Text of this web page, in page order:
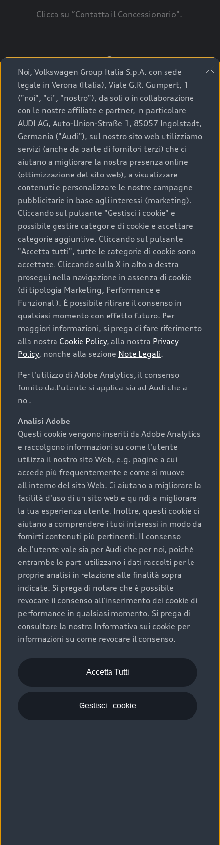
Clicca su “Contatta il Concessionario".
3
A breve verrai ricontattato dal Customer Care
Audi Center o direttamente dal Concessionario
che ti supporterà per finalizzare la tua richiesta.
La qualità di acquistare
un’auto usata Audi
Scegliere un’auto usata è una decisione che coniuga
convenienza, affidabilità e sostenibilità. Per fare un
acquisto sicuro, è essenziale considerare aspetti
determinanti come la garanzia inclusa e l’affidabilità del
marchio. Audi offre l’auto usata perfetta tramite Audi
Prima Scelta :plus
Cosa sapere prima di
acquistare la tua prossima
auto
I requisiti fondamentali da considerare prima di
acquistare un’auto usata, oltre al prezzo e all'aspetto,
chilometraggio: un valore contenuto corrisponde a
uno stato migliore del veicolo e a una maggiore
durata nel tempo;
cronologia dei tagliandi: una documentazione
completa della vettura certifica una manutenzione
costante e accurata;
condizioni della carrozzeria e degli interni: una
buona conservazione evidenzia cura e attenzione del
precedente proprietario;
efficienza meccanica: motore, trasmissione e
componenti principali in ottimo stato garantiscono
prestazioni affidabili e sicure.
Acquistare un’auto usata in una Concessionaria ufficiale
Audi che offre l’usato garantito tramite Audi Prima
Scelta :plus, significa affidarsi ad un prodotto che viene
sottoposto a 110 controlli approfonditi e coperto da
garanzia fino a 4 anni per una maggiore tutela del tuo
acquisto.
Noi, Volkswagen Group Italia S.p.A. con sede
legale in Verona (Italia), Viale G.R. Gumpert, 1
("noi", "ci", "nostro"), da soli o in collaborazione
con le nostre affiliate e partner, in particolare
AUDI AG, Auto-Union-Straße 1, 85057 Ingolstadt,
Germania ("Audi"), sul nostro sito web utilizziamo
servizi (anche da parte di fornitori terzi) che ci
aiutano a migliorare la nostra presenza online
(ottimizzazione del sito web), a visualizzare
contenuti e personalizzare le nostre campagne
pubblicitarie in base agli interessi (marketing).
Cliccando sul pulsante "Gestisci i cookie" è
possibile gestire categorie di cookie e accettare
categorie aggiuntive. Cliccando sul pulsante
"Accetta tutti", tutte le categorie di cookie sono
accettate. Cliccando sulla X in alto a destra
prosegui nella navigazione in assenza di cookie
(di tipologia Marketing, Performance e
Funzionali). È possibile ritirare il consenso in
qualsiasi momento con effetto futuro. Per
maggiori informazioni, si prega di fare riferimento
alla nostra Cookie Policy, alla nostra Privacy
Policy, nonché alla sezione Note Legali.
Per l'utilizzo di Adobe Analytics, il consenso
fornito dall'utente si applica sia ad Audi che a
noi.
Analisi Adobe
Questi cookie vengono inseriti da Adobe Analytics
e raccolgono informazioni su come l'utente
utilizza il nostro sito Web, e.g. pagine a cui
accede più frequentemente e come si muove
all'interno del sito Web. Ci aiutano a migliorare la
facilità d'uso di un sito web e quindi a migliorare
la tua esperienza utente. Inoltre, questi cookie ci
aiutano a comprendere i tuoi interessi in modo da
fornirti contenuti più pertinenti. Il consenso
dell'utente vale sia per Audi che per noi, poiché
entrambe le parti utilizzano i dati raccolti per le
proprie analisi in relazione alle finalità sopra
indicate. Si prega di notare che è possibile
revocare il consenso all'inserimento dei cookie di
performance in qualsiasi momento. Si prega di
consultare la nostra Informativa sui cookie per
informazioni su come revocare il consenso.
Accetta Tutti
Gestisci i cookie